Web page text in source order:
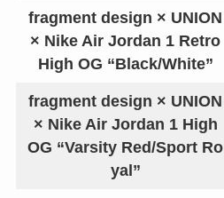
fragment design × UNION
× Nike Air Jordan 1 Retro
High OG “Black/White”
fragment design × UNION
× Nike Air Jordan 1 High
OG “Varsity Red/Sport Ro
yal”